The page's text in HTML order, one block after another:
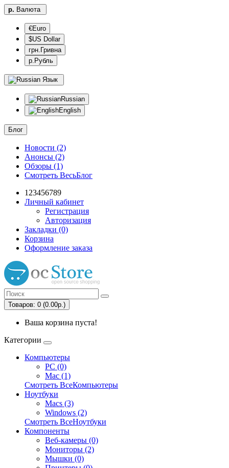
р. Валюта
€Euro
$US Dollar
грн.Гривна
р.Рубль
Язык
Russian
English
Блог
Новости (2)
Анонсы (2)
Обзоры (1)
Смотреть ВесьБлог
123456789
Личный кабинет
Регистрация
Авторизация
Закладки (0)
Корзина
Оформление заказа
Товаров: 0 (0.00р.)
Ваша корзина пуста!
Категории
Компьютеры
PC (0)
Mac (1)
Смотреть ВсеКомпьютеры
Ноутбуки
Macs (3)
Windows (2)
Смотреть ВсеНоутбуки
Компоненты
Веб-камеры (0)
Мониторы (2)
Мышки (0)